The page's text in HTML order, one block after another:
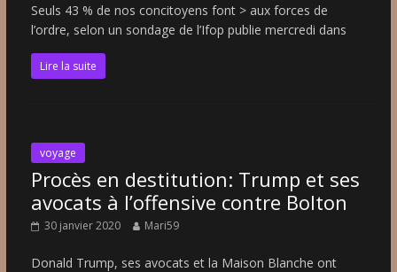
Seuls 43 % de nos concitoyens font > aux forces de
l’ordre, selon un sondage de l’Ifop publie mercredi dans
Lire la suite
voyage
Procès en destitution: Trump et ses
avocats à l’offensive contre Bolton
30 janvier 2020 Mari59
Donald Trump, ses avocats et la Maison Blanche ont